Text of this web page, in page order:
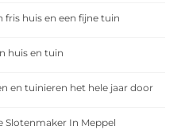
huis en een fijne tuin
huis en tuin
en tuinieren het hele jaar door
Slotenmaker In Meppel